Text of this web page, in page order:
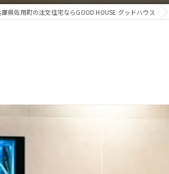
庫県佐用町の注文住宅ならGOOD HOUSE グッドハウス